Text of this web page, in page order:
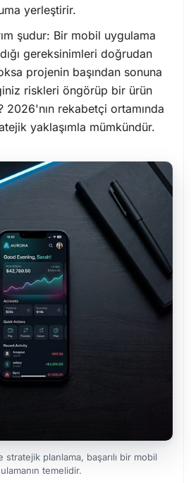
yerleştirir.
şudur: Bir mobil uygulama
gereksinimleri doğrudan
projenin başından sonuna
riskleri öngörüp bir ürün
2026'nın rekabetçi ortamında
yaklaşımla mümkündür.
planlama, başarılı bir mobil
temelidir.